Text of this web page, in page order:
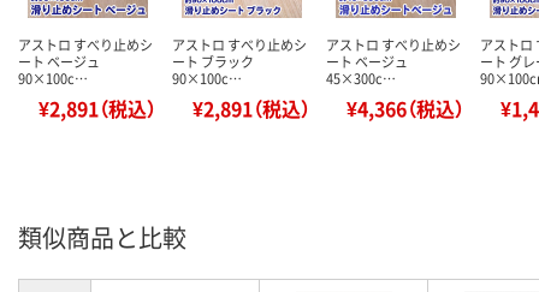
アストロ すべり止めシ
ート ベージュ
90×100c…
¥2,891（税込）
アストロ すべり止めシ
ート ブラック
90×100c…
¥2,891（税込）
アストロ すべり止めシ
ート ベージュ
45×300c…
¥4,366（税込）
アストロ
ート グレ
類似商品と比較